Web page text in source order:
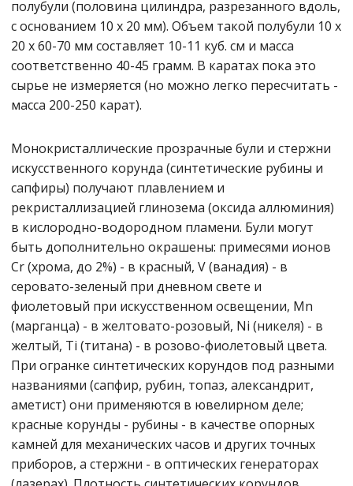
полубули (половина цилиндра, разрезанного вдоль,
с основанием 10 х 20 мм). Объем такой полубули 10 х
20 х 60-70 мм составляет 10-11 куб. см и масса
соответственно 40-45 грамм. В каратах пока это
сырье не измеряется (но можно легко пересчитать -
масса 200-250 карат).
Монокристаллические прозрачные були и стержни
искусственного корунда (синтетические рубины и
сапфиры) получают плавлением и
рекристаллизацией глинозема (оксида аллюминия)
в кислородно-водородном пламени. Були могут
быть дополнительно окрашены: примесями ионов
Cr (хрома, до 2%) - в красный, V (ванадия) - в
серовато-зеленый при дневном свете и
фиолетовый при искусственном освещении, Mn
(марганца) - в желтовато-розовый, Ni (никеля) - в
желтый, Ti (титана) - в розово-фиолетовый цвета.
При огранке синтетических корундов под разными
названиями (сапфир, рубин, топаз, александрит,
аметист) они применяются в ювелирном деле;
красные корунды - рубины - в качестве опорных
камней для механических часов и других точных
приборов, а стержни - в оптических генераторах